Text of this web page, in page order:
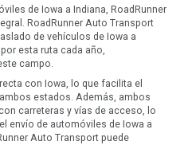
de Iowa a Indiana, RoadRunner
RoadRunner Auto Transport
de vehículos de Iowa a
esta ruta cada año,
campo.
con Iowa, lo que facilita el
estados. Además, ambos
carreteras y vías de acceso, lo
envío de automóviles de Iowa a
Auto Transport puede